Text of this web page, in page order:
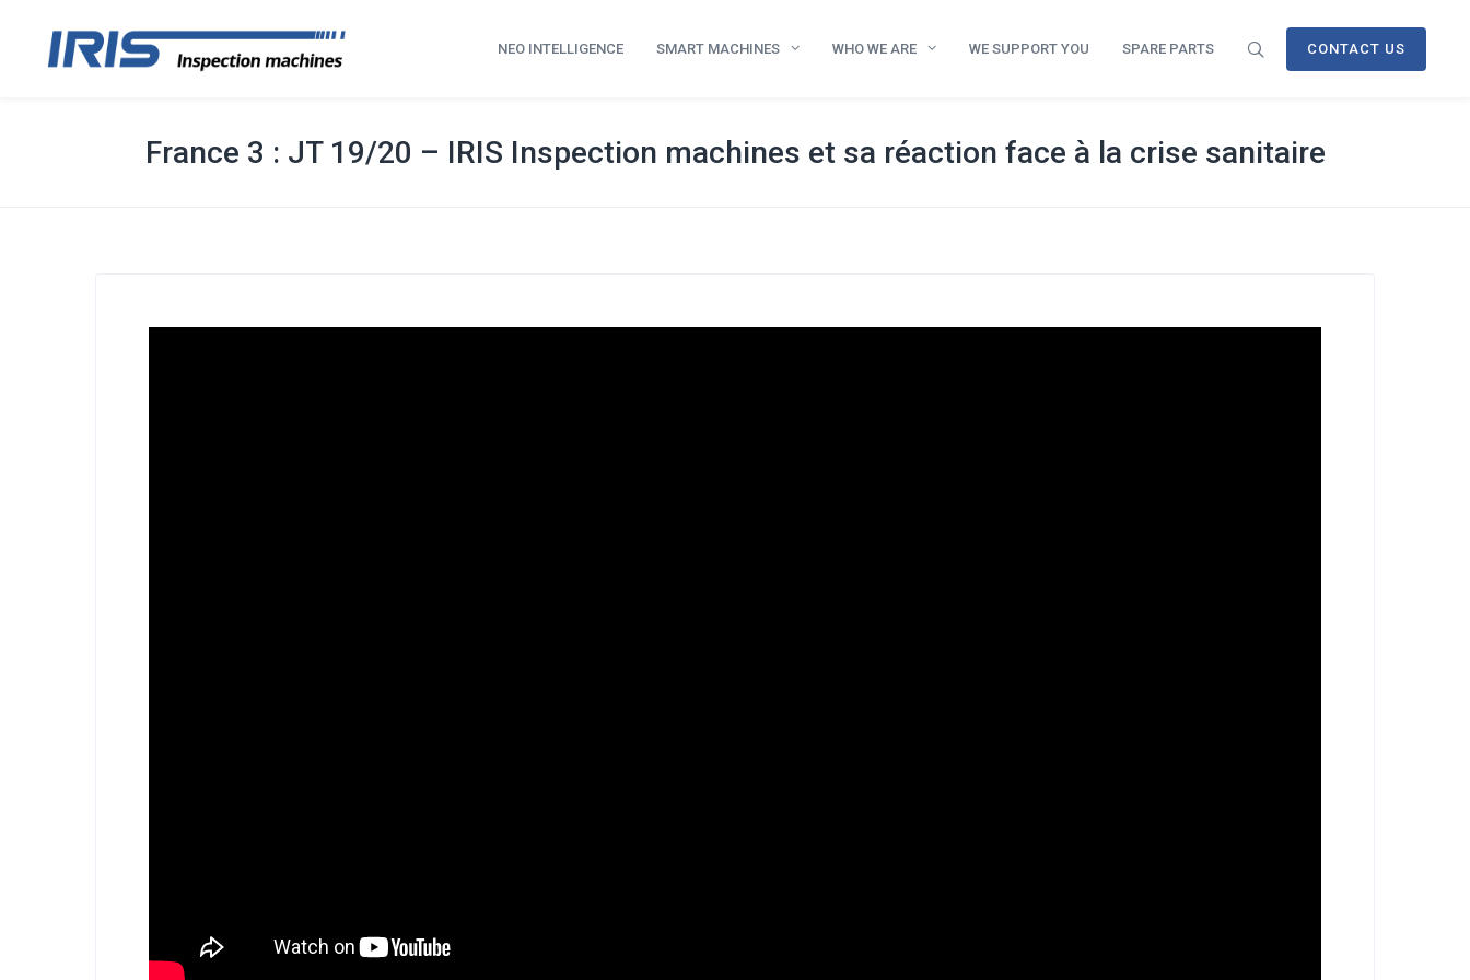
CONTACT US
NEO INTELLIGENCE SMART MACHINES WHO WE ARE WE SUPPORT YOU SPARE PARTS
France 3 : JT 19/20 – IRIS Inspection machines et sa réaction face à la crise sanitaire